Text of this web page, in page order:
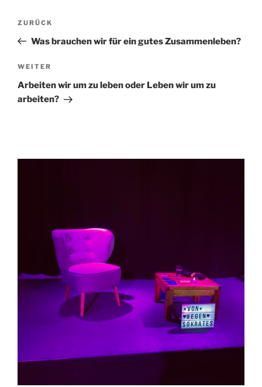
Beitragsnavigation
Vorheriger
Beitrag
ZURÜCK
Was brauchen wir für ein gutes Zusammenleben?
Nächster
Beitrag
WEITER
Arbeiten wir um zu leben oder Leben wir um zu
arbeiten?